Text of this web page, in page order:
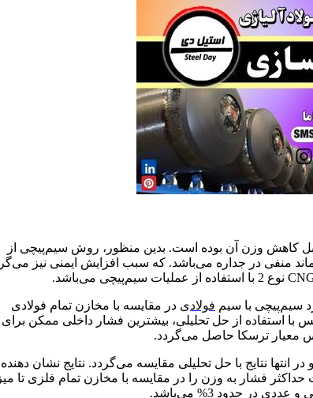
کاهش وزن آن بوده است. بدین منظور، روش سیم‌پیچی از
منفی در جداره می‌باشد. که سبب افزایش ایمنی نیز
سیم‌پیچی با سیم فولادی در مقایسه با مخازن تمام فولادی
استفاده از حل تحلیلی، بیشترین فشار داخلی ممکن برای
نتایج با حل تحلیلی مقایسه می‌گردد. نتایج نشان
۵ لایه سیم‌پیچی. می‌توان نسبت حداکثر فشار به وزن را در مقایسه با مخازن تمام فلزی تا